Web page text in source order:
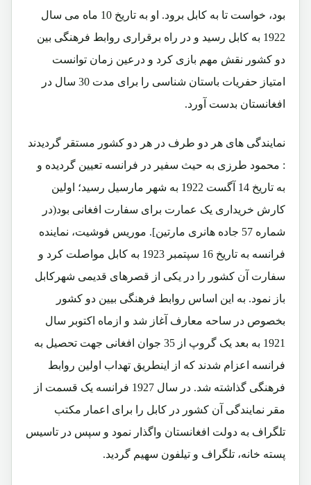
بود، خواست تا به کابل برود. او به تاریخ 10 ماه می سال
1922 به کابل رسید و در راه برقراری روابط فرهنگی بین
دو کشور نقش مهم بازی کرد و درعین زمان توانست
امتیاز حفریات باستان شناسی را برای مدت 30 سال در
افغانستان بدست آورد.
نمایندگی های هر دو طرف در هر دو کشور مستقر گردیدند
: محمود طرزی به حیث سفیر در فرانسه تعیین گردیده و
به تاریخ 14 آگست 1922 به شهر مارسیل رسید؛ اولین
کارش خریداری یک عمارت برای سفارت افغانی بود(در
شماره 57 جاده هانری مارتین]. موریس فوشیت، نماینده
فرانسه به تاریخ 16 سپتمبر 1923 به کابل مواصلت کرد و
سفارت آن کشور را در یکی از قصرهای قدیمی شهرکابل
باز نمود. به این اساس روابط فرهنگی بیین دو کشور
بخصوص در ساحه معارف آغاز شد و ازماه اکتوبر سال
1921 به بعد یک گروپ از 35 جوان افغانی جهت تحصیل به
فرانسه اعزام شدند که از اینطریق تهداب اولین روابط
فرهنگی گذاشته شد. در سال 1927 فرانسه یک قسمت از
مقر نمایندگی آن کشور در کابل را برای اعمار مکتب
تلگراف به دولت افغانستان واگذار نمود و سپس در تاسیس
پسته خانه، تلگراف و تیلفون سهیم گردید.